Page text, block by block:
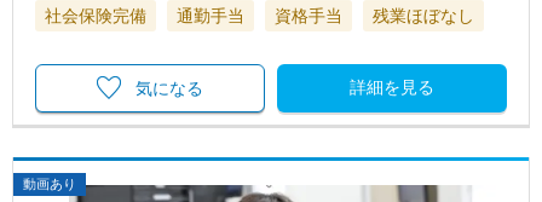
社会保険完備 通勤手当 資格手当 残業ほぼなし
詳細を見る
気になる
動画あり